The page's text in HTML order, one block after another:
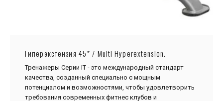
Гиперэкстензия 45* / Multi Hyperextension.
Тренажеры Серии IТ - это международный стандарт
качества, созданный специально с мощным
потенциалом и возможностями, чтобы удовлетворить
требования современных фитнес клубов и